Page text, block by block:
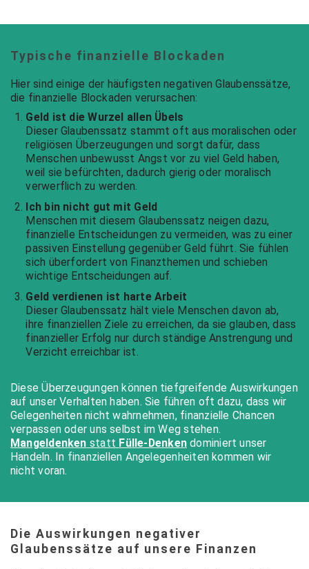
Typische finanzielle Blockaden
Hier sind einige der häufigsten negativen Glaubenssätze,
die finanzielle Blockaden verursachen:
Geld ist die Wurzel allen Übels
Dieser Glaubenssatz stammt oft aus moralischen oder
religiösen Überzeugungen und sorgt dafür, dass
Menschen unbewusst Angst vor zu viel Geld haben,
weil sie befürchten, dadurch gierig oder moralisch
verwerflich zu werden.
Ich bin nicht gut mit Geld
Menschen mit diesem Glaubenssatz neigen dazu,
finanzielle Entscheidungen zu vermeiden, was zu einer
passiven Einstellung gegenüber Geld führt. Sie fühlen
sich überfordert von Finanzthemen und schieben
wichtige Entscheidungen auf.
Geld verdienen ist harte Arbeit
Dieser Glaubenssatz hält viele Menschen davon ab,
ihre finanziellen Ziele zu erreichen, da sie glauben, dass
finanzieller Erfolg nur durch ständige Anstrengung und
Verzicht erreichbar ist.
Diese Überzeugungen können tiefgreifende Auswirkungen
auf unser Verhalten haben. Sie führen oft dazu, dass wir
Gelegenheiten nicht wahrnehmen, finanzielle Chancen
verpassen oder uns selbst im Weg stehen.
Mangeldenken statt Fülle-Denkendominiert unser
Handeln. In finanziellen Angelegenheiten kommen wir
nicht voran.
Die Auswirkungen negativer
Glaubenssätze auf unsere Finanzen